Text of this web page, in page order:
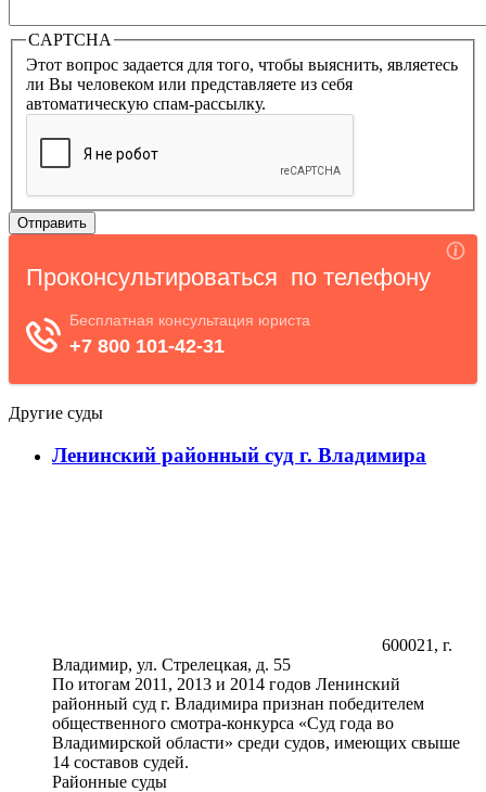
CAPTCHA
Этот вопрос задается для того, чтобы выяснить, являетесь
ли Вы человеком или представляете из себя
автоматическую спам-рассылку.
Другие суды
Ленинский районный суд г. Владимира
600021, г.
Владимир, ул. Стрелецкая, д. 55
По итогам 2011, 2013 и 2014 годов Ленинский
районный суд г. Владимира признан победителем
общественного смотра-конкурса «Суд года во
Владимирской области» среди судов, имеющих свыше
14 составов судей.
Районные суды